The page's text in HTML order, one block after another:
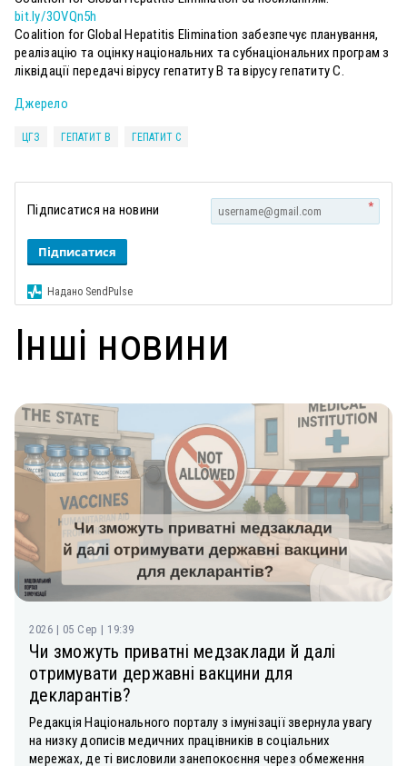
bit.ly/3OVQn5h
Coalition for Global Hepatitis Elimination забезпечує планування,
реалізацію та оцінку національних та субнаціональних програм з
ліквідації передачі вірусу гепатиту В та вірусу гепатиту С.
Джерело
ЦГЗ ГЕПАТИТ В ГЕПАТИТ С
Підписатися на новини *
Підписатися
Надано SendPulse
Інші новини
2026 | 05 Сер | 19:39
Чи зможуть приватні медзаклади й далі
отримувати державні вакцини для
декларантів?
Редакція Національного порталу з імунізації звернула увагу
на низку дописів медичних працівників в соціальних
мережах, де ті висловили занепокоєння через обмеження